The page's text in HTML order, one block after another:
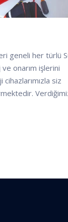
geneli her türlü
onarım işlerini
siz